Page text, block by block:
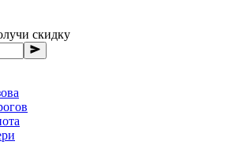
скидку